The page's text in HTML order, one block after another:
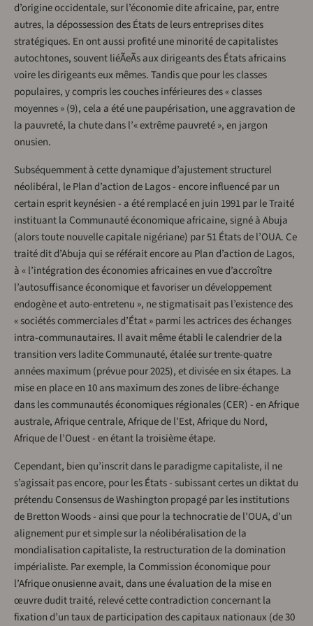
d’origine occidentale, sur l’économie dite africaine, par, entre
autres, la dépossession des États de leurs entreprises dites
stratégiques. En ont aussi profité une minorité de capitalistes
autochtones, souvent liéÃeÃs aux dirigeants des États africains
voire les dirigeants eux mêmes. Tandis que pour les classes
populaires, y compris les couches inférieures des « classes
moyennes » (9), cela a été une paupérisation, une aggravation de
la pauvreté, la chute dans l’« extrême pauvreté », en jargon
onusien.
Subséquemment à cette dynamique d’ajustement structurel
néolibéral, le Plan d’action de Lagos - encore influencé par un
certain esprit keynésien - a été remplacé en juin 1991 par le Traité
instituant la Communauté économique africaine, signé à Abuja
(alors toute nouvelle capitale nigériane) par 51 États de l’OUA. Ce
traité dit d’Abuja qui se référait encore au Plan d’action de Lagos,
à « l’intégration des économies africaines en vue d’accroître
l’autosuffisance économique et favoriser un développement
endogène et auto-entretenu », ne stigmatisait pas l’existence des
« sociétés commerciales d’État » parmi les actrices des échanges
intra-communautaires. Il avait même établi le calendrier de la
transition vers ladite Communauté, étalée sur trente-quatre
années maximum (prévue pour 2025), et divisée en six étapes. La
mise en place en 10 ans maximum des zones de libre-échange
dans les communautés économiques régionales (CER) - en Afrique
australe, Afrique centrale, Afrique de l’Est, Afrique du Nord,
Afrique de l’Ouest - en étant la troisième étape.
Cependant, bien qu’inscrit dans le paradigme capitaliste, il ne
s’agissait pas encore, pour les États - subissant certes un diktat du
prétendu Consensus de Washington propagé par les institutions
de Bretton Woods - ainsi que pour la technocratie de l’OUA, d’un
alignement pur et simple sur la néolibéralisation de la
mondialisation capitaliste, la restructuration de la domination
impérialiste. Par exemple, la Commission économique pour
l’Afrique onusienne avait, dans une évaluation de la mise en
œuvre dudit traité, relevé cette contradiction concernant la
fixation d’un taux de participation des capitaux nationaux (de 30